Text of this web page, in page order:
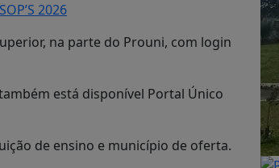
2026
na parte do Prouni, com login
está disponível Portal Único
de ensino e município de oferta.